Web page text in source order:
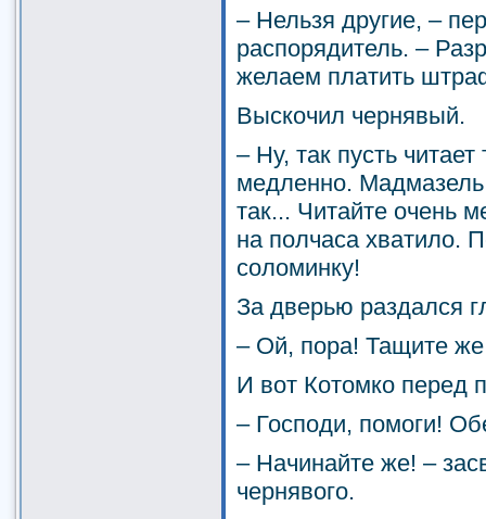
– Нельзя другие, –
распорядитель. –
желаем платить
Выскочил чернявый.
– Ну, так пусть
медленно.
так... Читайте очень
на полчаса хватило.
соломинку!
За дверью раздался
– Ой, пора! Тащите же
И вот Котомко перед
– Господи, помоги!
– Начинайте же! –
чернявого.